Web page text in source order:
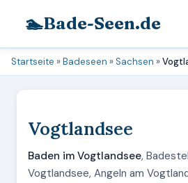
🏊Bade-Seen.de
Startseite »Badeseen »Sachsen »
Vogtlandsee
Baden im Vogtlandsee,
Vogtlandsee, Angeln am